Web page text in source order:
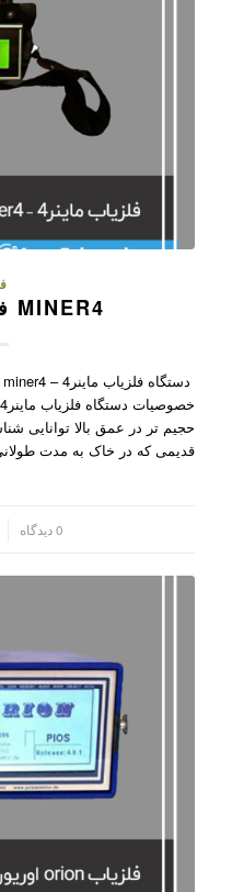
MINER4 فلزیاب ماینر4
حجیم تر در عمق بالا توانایی
قدیمی که در خاک به مدت
0 دیدگاه